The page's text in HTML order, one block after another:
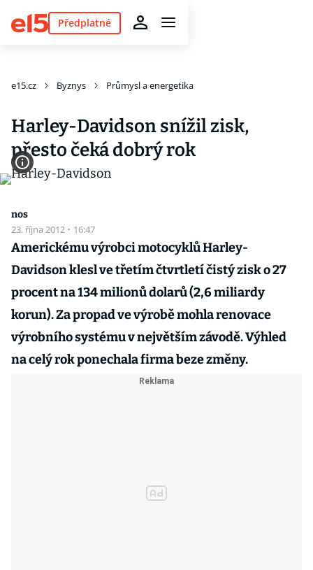
Předplatné
e15.cz Byznys Průmysl a energetika
Harley-Davidson snížil zisk,
přesto čeká dobrý rok
nos
23. října 2012 · 16:47
Americkému výrobci motocyklů Harley-
Davidson klesl ve třetím čtvrtletí čistý zisk o 27
procent na 134 milionů dolarů (2,6 miliardy
korun). Za propad ve výrobě mohla renovace
výrobního systému v největším závodě. Výhled
na celý rok ponechala firma beze změny.